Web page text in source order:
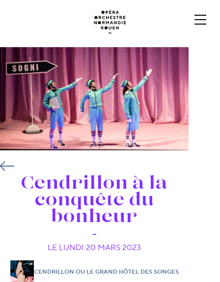
Cendrillon à la
conquête du
bonheur
LE LUNDI 20 MARS 2023
CENDRILLON OU LE GRAND HÔTEL DES SONGES